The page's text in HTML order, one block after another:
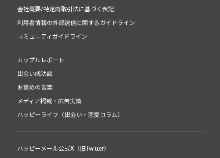
会社概要/特定商取引法に基づく表記
利用者情報の外部送信に関するガイドライン
コミュニティガイドライン
カップルレポート
出会い成功談
お褒めの言葉
メディア掲載・広告実績
ハッピーライフ（出会い・恋愛コラム）
ハッピーメール公式X（旧Twitter）